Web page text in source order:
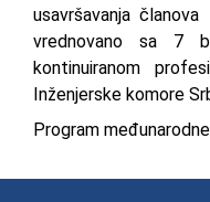
usavršavanja
vrednovano sa 7
kontinuiranom
Inženjerske komore
Program